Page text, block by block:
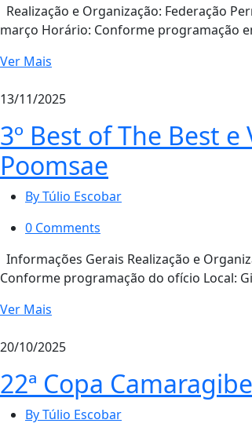
Realização e Organização: Federação
março Horário: Conforme programação
Ver Mais
13/11/2025
3º Best of The Best
Poomsae
By Túlio Escobar
0 Comments
Informações Gerais Realização e
Conforme programação do ofício Local:
Ver Mais
20/10/2025
22ª Copa
By Túlio Escobar